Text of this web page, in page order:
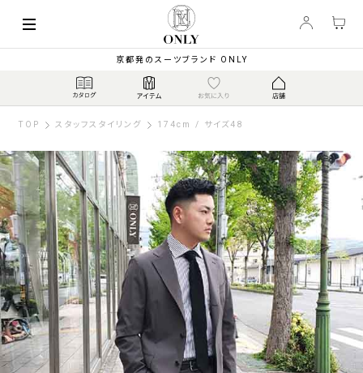
京都発のスーツブランド ONLY
TOP スタッフスタイリング 174cm / サイズ48